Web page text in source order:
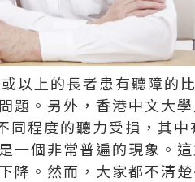
以上的長者患有聽障的
題。另外，香港中文大
程度的聽力受損，其
一個非常普遍的現象。
降。然而，大家都不清